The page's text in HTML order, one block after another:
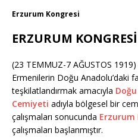
Erzurum Kongresi
ERZURUM KONGRESİ
(23 TEMMUZ-7 AĞUSTOS 1919)
Ermenilerin Doğu Anadolu’daki
teşkilatlandırmak amacıyla
Cemiyeti adıyla bölgesel bir
çalışmaları sonucunda Erzurum
çalışmaları başlanmıştır.